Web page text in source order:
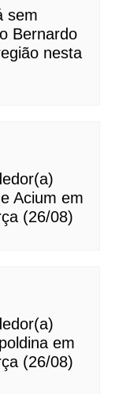
sem
Bernardo
nesta
Acium em
(26/08)
em
(26/08)